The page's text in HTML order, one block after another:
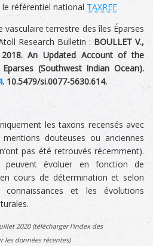
référentiel national TAXREF.
terrestre des îles Éparses
Research Bulletin : BOULLET V.,
2018. An Updated Account of the
(Southwest Indian Ocean).
. 10.5479/si.0077-5630.614.
les taxons recensés avec
douteuses ou anciennes
pas été retrouvés récemment).
peuvent évoluer en fonction de
cours de détermination et selon
connaissances et les évolutions
2020 (télécharger l'index des
les données récentes)